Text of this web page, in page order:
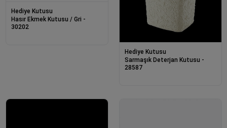
Hediye Kutusu
Hasır Ekmek Kutusu / Gri -
30202
Hediye Kutusu
Sarmaşık Deterjan Kutusu -
28587